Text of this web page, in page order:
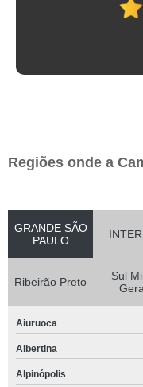
Regiões onde a
GRANDE SÃO
PAULO
Ribeirão Preto
Sul
Aiuruoca
Albertina
Alpinópolis